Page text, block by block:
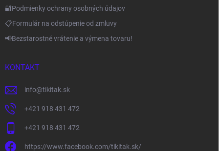
🔐Podmienky ochrany osobných údajov
📋Formulár na odstúpenie od zmluvy
📢Bezstarostné vrátenie a výmena tovaru!
KONTAKT
info@tikitak.sk
+421 918 431 472
+421 918 431 472
https://www.facebook.com/tikitak.sk/